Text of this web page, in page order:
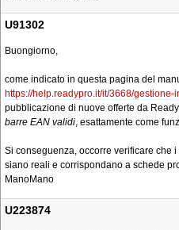
U91302
Buongiorno,
come indicato in questa pagina del
https://help.readypro.it/it/3668/
pubblicazione di nuove offerte da
barre EAN validi, esattamente come
Si conseguenza, occorre verificare che
siano reali e corrispondano a schede
ManoMano
U223874